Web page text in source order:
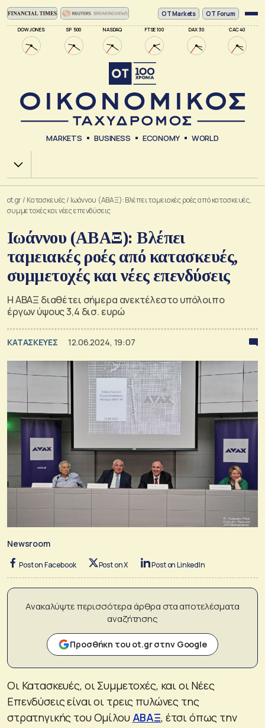
DOW JONES SP 500 NASDAQ FTSE 100 DAX 30 CAC 40
ΟΤ Markets OT Forum
MARKETS BUSINESS ECONOMY WORLD
Χ.Α.
ot.gr/ Κατασκευές/ Ιωάννου (ΑΒΑΞ): Βλέπει ταμειακές ροές από κατασκευές,
συμμετοχές και νέες επενδύσεις
Ιωάννου (ΑΒΑΞ): Βλέπει
ταμειακές ροές από κατασκευές,
συμμετοχές και νέες επενδύσεις
Η ΑΒΑΞ διαθέτει σήμερα ανεκτέλεστο υπόλοιπο
έργων ύψους 3,4 δισ. ευρώ
ΚΑΤΑΣΚΕΥΕΣ 12.06.2024, 19:07
Newsroom
Post on Facebook Post on X Post on LinkedIn
Ανακαλύψτε περισσότερα άρθρα στα αποτελέσματα
αναζήτησης
Προσθήκη του ot.gr στην Google
Οι Κατασκευές, οι Συμμετοχές, και οι Νέες
Επενδύσεις είναι οι τρεις πυλώνες της
στρατηγικής του Ομίλου ΑΒΑΞ, έτσι όπως την